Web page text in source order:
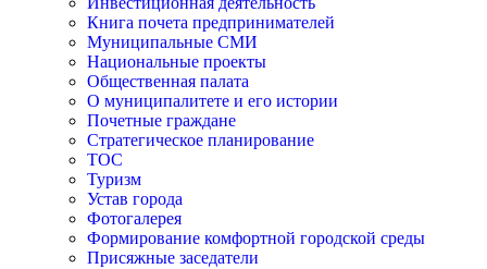
Книга почета предпринимателей
Муниципальные СМИ
Национальные проекты
Общественная палата
О муниципалитете и его истории
Почетные граждане
Стратегическое планирование
ТОС
Туризм
Устав города
Фотогалерея
Формирование комфортной городской среды
Присяжные заседатели